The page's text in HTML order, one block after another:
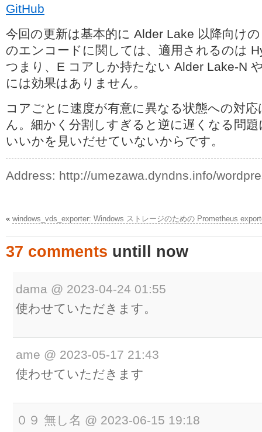
GitHub
今回の更新は基本的に Alder Lake 以降向け
のエンコードに関しては、適用されるのは
つまり、E コアしか持たない Alder Lake-N
には効果はありません。
コアごとに速度が有意に異なる状態への対
ん。細かく分割しすぎると逆に遅くなる問
いいかを見いだせていないからです。
Address: http://umezawa.dyndns.info/
« windows_vds_exporter: Windows ストレージのための Prometheus
37 comments untill now
dama @ 2023-04-24 01:55
使わせていただきます。
ame @ 2023-05-17 21:43
使わせていただきます
０９ 無し名 @ 2023-06-15 19:18